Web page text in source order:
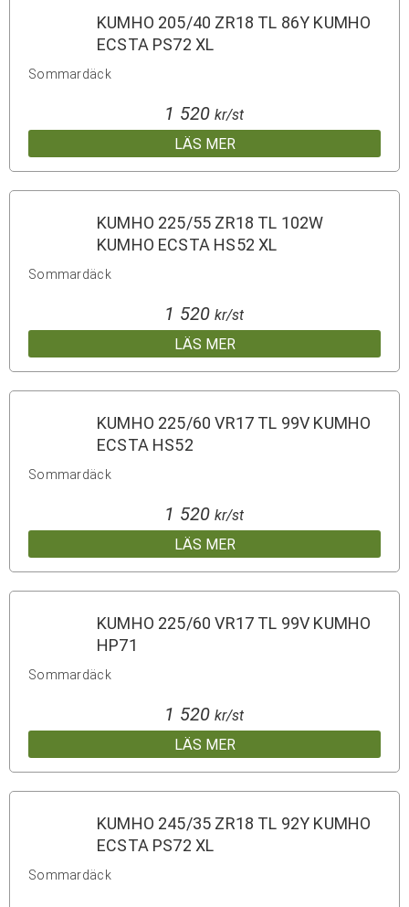
KUMHO 205/40 ZR18 TL 86Y KUMHO
ECSTA PS72 XL
Sommardäck
LÄS MER
1 520 kr/st
KUMHO 225/55 ZR18 TL 102W
KUMHO ECSTA HS52 XL
Sommardäck
LÄS MER
1 520 kr/st
KUMHO 225/60 VR17 TL 99V KUMHO
ECSTA HS52
Sommardäck
LÄS MER
1 520 kr/st
KUMHO 225/60 VR17 TL 99V KUMHO
HP71
Sommardäck
LÄS MER
1 520 kr/st
KUMHO 245/35 ZR18 TL 92Y KUMHO
ECSTA PS72 XL
Sommardäck